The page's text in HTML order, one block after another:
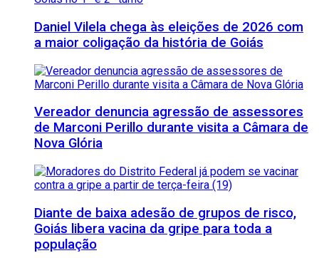
Daniel Vilela chega às eleições de 2026 com
a maior coligação da história de Goiás
Vereador denuncia agressão de assessores
de Marconi Perillo durante visita a Câmara de
Nova Glória
Diante de baixa adesão de grupos de risco,
Goiás libera vacina da gripe para toda a
população